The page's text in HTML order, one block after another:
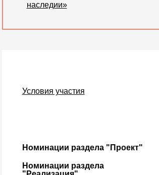
наследии»
Условия участия
Номинации раздела "Проект"
Номинации раздела